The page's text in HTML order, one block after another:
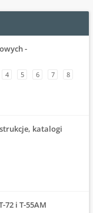
-
4 5 6 7 8
katalogi
72 i T-55AM